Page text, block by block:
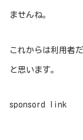
ませんね。
これからは利用者
と思います。
sponsord link